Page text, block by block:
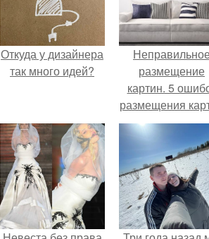
Откуда у дизайнера
так много идей?
размещение
картин. 5
размещения
на стенах